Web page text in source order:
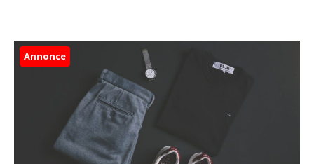
Annonce